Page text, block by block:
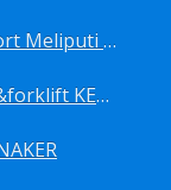
Sertifikasi Operator Pita Transport Meliputi Operator Eskalator KEMNAKER
Sertifikasi Pembuatan SIO crane&forklift KEMNAKER